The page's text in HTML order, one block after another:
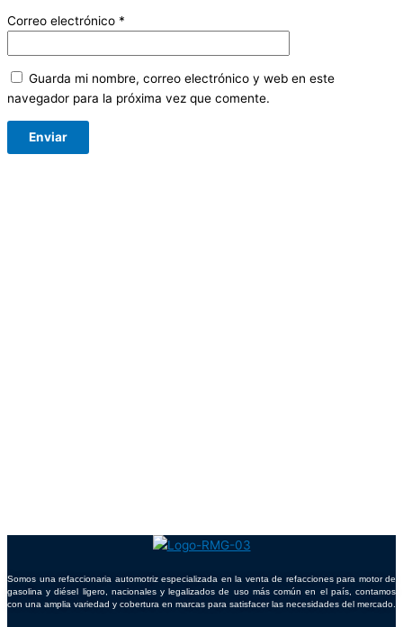
Correo electrónico *
Guarda mi nombre, correo electrónico y web en este
navegador para la próxima vez que comente.
Somos una refaccionaria automotriz especializada en la venta de refacciones para motor de
gasolina y diésel ligero, nacionales y legalizados de uso más común en el país, contamos
con una amplia variedad y cobertura en marcas para satisfacer las necesidades del mercado.